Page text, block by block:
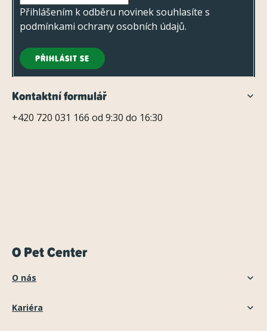
Přihlášením k odběru novinek souhlasíte s
podmínkami ochrany osobních údajů.
PŘIHLÁSIT SE
Kontaktní formulář
+420 720 031 166 od 9:30 do 16:30
O Pet Center
O nás
Kariéra